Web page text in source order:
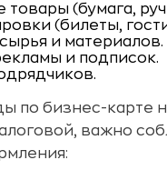
(бумага,
(билеты,
и материалов.
и подписок.
по бизнес-карте
важно